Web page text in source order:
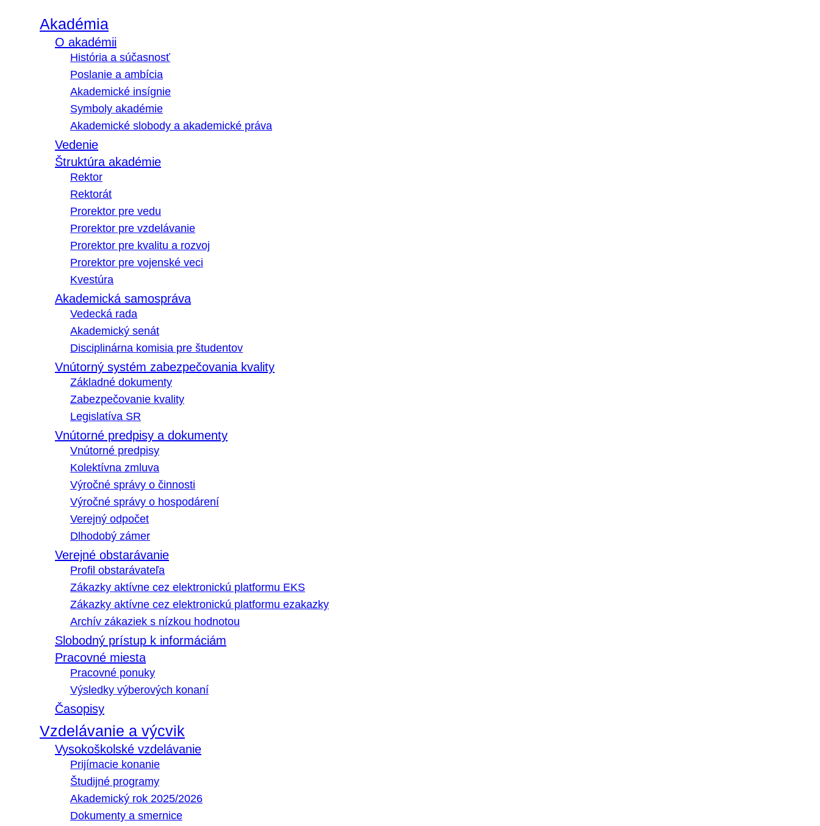
Akadémia
O akadémii
História a súčasnosť
Poslanie a ambícia
Akademické insígnie
Symboly akadémie
Akademické slobody a akademické práva
Vedenie
Štruktúra akadémie
Rektor
Rektorát
Prorektor pre vedu
Prorektor pre vzdelávanie
Prorektor pre kvalitu a rozvoj
Prorektor pre vojenské veci
Kvestúra
Akademická samospráva
Vedecká rada
Akademický senát
Disciplinárna komisia pre študentov
Vnútorný systém zabezpečovania kvality
Základné dokumenty
Zabezpečovanie kvality
Legislatíva SR
Vnútorné predpisy a dokumenty
Vnútorné predpisy
Kolektívna zmluva
Výročné správy o činnosti
Výročné správy o hospodárení
Verejný odpočet
Dlhodobý zámer
Verejné obstarávanie
Profil obstarávateľa
Zákazky aktívne cez elektronickú platformu EKS
Zákazky aktívne cez elektronickú platformu ezakazky
Archív zákaziek s nízkou hodnotou
Slobodný prístup k informáciám
Pracovné miesta
Pracovné ponuky
Výsledky výberových konaní
Časopisy
Vzdelávanie a výcvik
Vysokoškolské vzdelávanie
Prijímacie konanie
Študijné programy
Akademický rok 2025/2026
Dokumenty a smernice